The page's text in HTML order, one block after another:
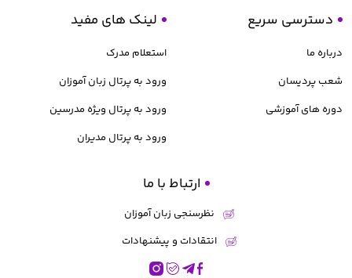
دسترسی سریع
درباره ما
شعب پردیسان
دوره های آموزشی
لینک های مفید
استعلام مدرک
ورود به پرتال زبان آموزان
ورود به پرتال ویژه مدرسین
ورود به پرتال مدیران
ارتباط با ما
نظرسنجی زبان آموزان
انتقادات و پیشنهادات